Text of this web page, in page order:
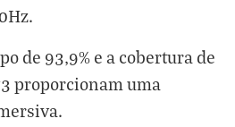
de 93,9% e a cobertura de
proporcionam uma